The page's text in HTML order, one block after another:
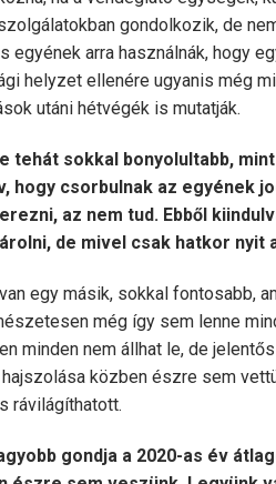
gondolkozik, de
egyének arra használnák, hogy
helyzet ellenére ugyanis még
utáni hétvégék is mutatják.
tehát sokkal bonyolultabb,
hogy csorbulnak az egyének
az nem tud. Ebből
de mivel csak hatkor nyit
egy másik, sokkal fontosabb,
még így sem lenne
minden nem állhat le, de
közben észre sem
rávilágíthatott.
gondja a 2020-as év